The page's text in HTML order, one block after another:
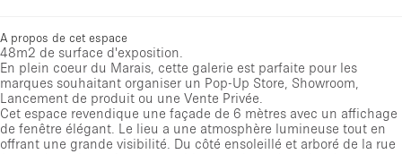
A propos de cet espace
48m2 de surface d'exposition.
En plein coeur du Marais, cette galerie est parfaite pour les
marques souhaitant organiser un Pop-Up Store, Showroom,
Lancement de produit ou une Vente Privée.
Cet espace revendique une façade de 6 mètres avec un affichage
de fenêtre élégant. Le lieu a une atmosphère lumineuse tout en
offrant une grande visibilité. Du côté ensoleillé et arboré de la rue